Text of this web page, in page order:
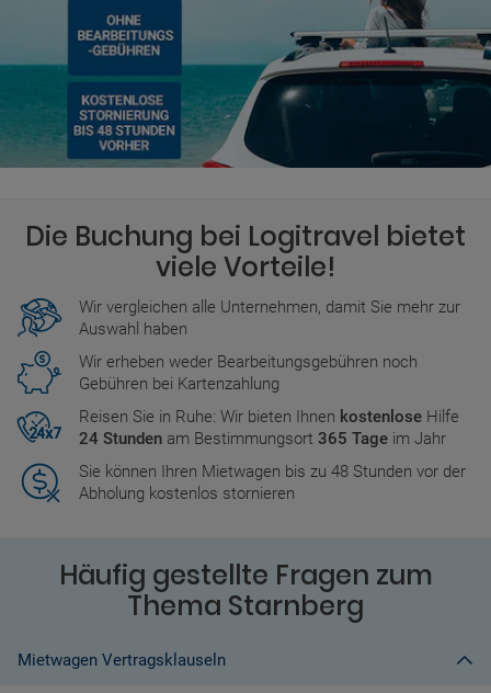
Die Buchung bei Logitravel bietet
viele Vorteile!
Wir vergleichen alle Unternehmen, damit Sie mehr zur
Auswahl haben
Wir erheben weder Bearbeitungsgebühren noch
Gebühren bei Kartenzahlung
Reisen Sie in Ruhe: Wir bieten Ihnen kostenlose Hilfe
24 Stunden am Bestimmungsort 365 Tage im Jahr
Sie können Ihren Mietwagen bis zu 48 Stunden vor der
Abholung kostenlos stornieren
Häufig gestellte Fragen zum
Thema Starnberg
Mietwagen Vertragsklauseln